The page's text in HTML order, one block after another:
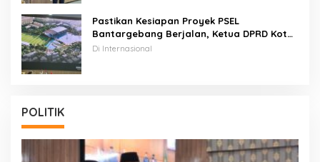
Pastikan Kesiapan Proyek PSEL
Bantargebang Berjalan, Ketua DPRD Kota
Bekasi Dan Rombongan Walikota Bekasi
Di Internasional
POLITIK